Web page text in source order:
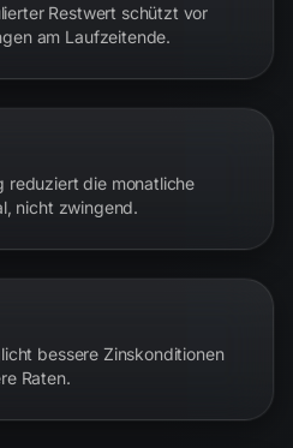
Restwert schützt vor
am Laufzeitende.
reduziert die monatliche
nicht zwingend.
bessere Zinskonditionen
Raten.